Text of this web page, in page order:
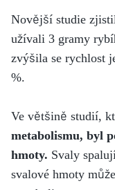
Novější studie
užívali 3 gramy
zvýšila se rychlost
%.
Ve většině studií,
metabolismu, byl
hmoty. Svaly
svalové hmoty